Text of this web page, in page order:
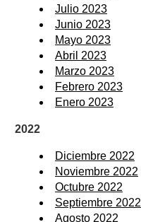
Julio 2023
Junio 2023
Mayo 2023
Abril 2023
Marzo 2023
Febrero 2023
Enero 2023
2022
Diciembre 2022
Noviembre 2022
Octubre 2022
Septiembre 2022
Agosto 2022